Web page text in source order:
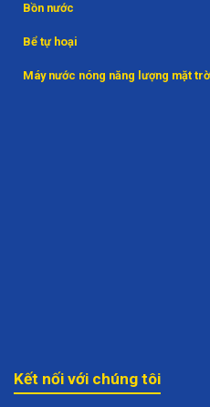
Bồn nước
Bể tự hoại
Máy nước nóng năng lượng mặt
Kết nối với chúng tôi